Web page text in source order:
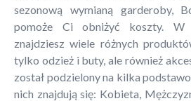
sezonową wymianą garderoby,
pomoże Ci obniżyć koszty. W
znajdziesz wiele różnych
tylko odzież i buty, ale również
został podzielony na kilka
nich znajdują się: Kobieta,